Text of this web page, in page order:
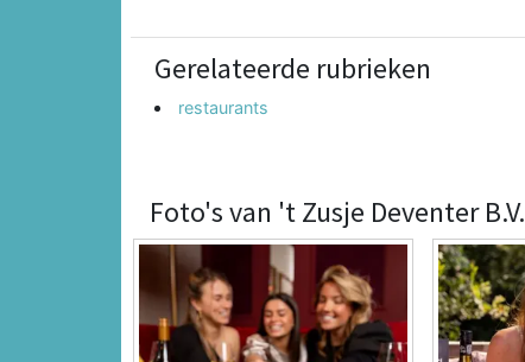
Gerelateerde rubrieken
restaurants
Foto's van 't Zusje Deventer B.V.